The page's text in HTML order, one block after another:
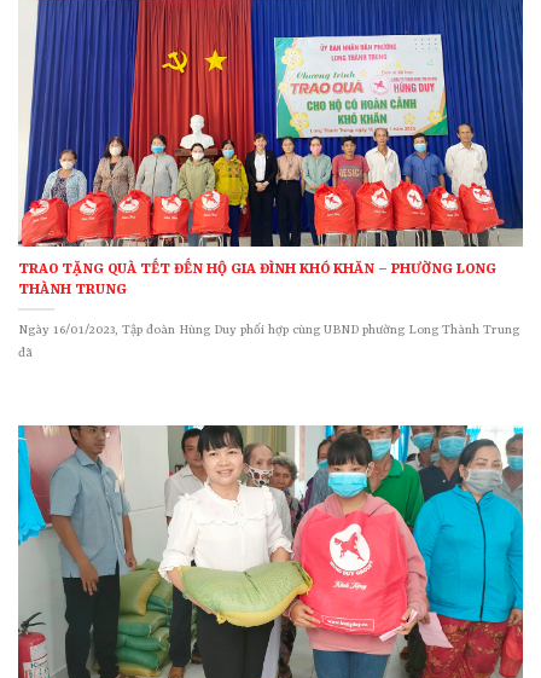
TRAO TẶNG QUÀ TẾT ĐẾN HỘ GIA ĐÌNH KHÓ KHĂN – PHƯỜNG LONG
THÀNH TRUNG
Ngày 16/01/2023, Tập đoàn Hùng Duy phối hợp cùng UBND phường Long Thành Trung
đã